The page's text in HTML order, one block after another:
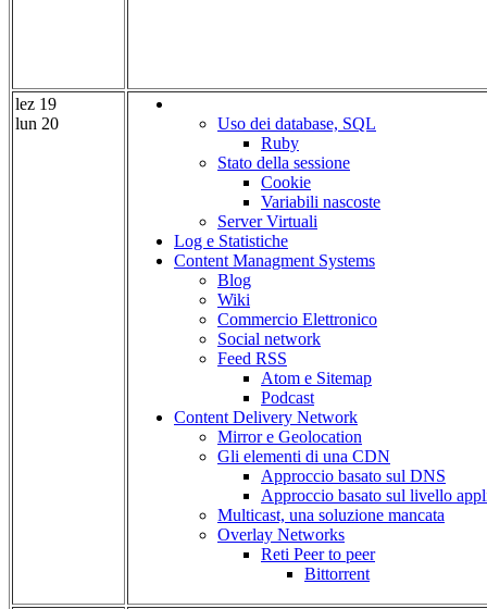
lez 19
lun 20
Uso dei database, SQL
Ruby
Stato della sessione
Cookie
Variabili nascoste
Server Virtuali
Log e Statistiche
Content Managment Systems
Blog
Wiki
Commercio Elettronico
Social network
Feed RSS
Atom e Sitemap
Podcast
Content Delivery Network
Mirror e Geolocation
Gli elementi di una CDN
Approccio basato sul DNS
Approccio basato sul livello
Multicast, una soluzione mancata
Overlay Networks
Reti Peer to peer
Bittorrent